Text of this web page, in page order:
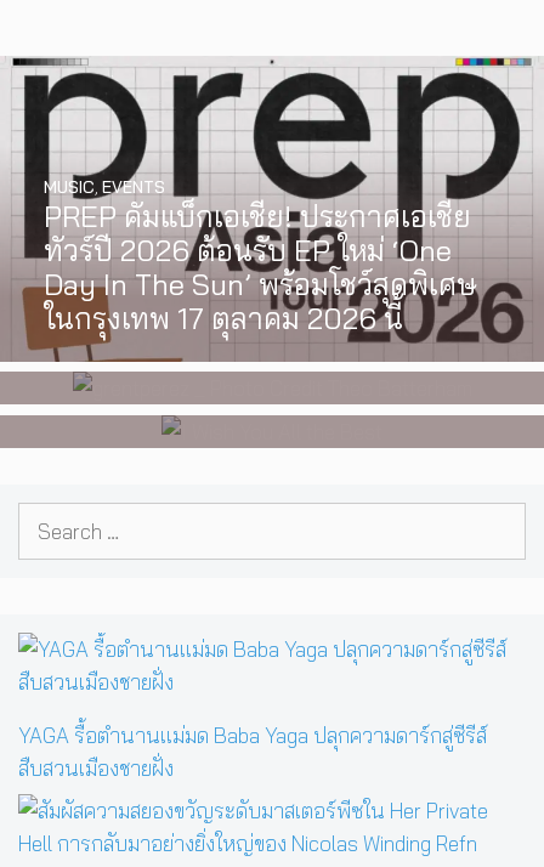
PREP คัมแบ็กเอเชีย! ประกาศเอเชีย
ทัวร์ปี 2026 ต้อนรับ EP ใหม่ ‘One
Day In The Sun’ พร้อมโชว์สุดพิเศษ
ในกรุงเทพ 17 ตุลาคม 2026 นี้
MUSIC EVENTS
[Exclusive Interview] grentperez
จากเด็กอายุ 12 ปีที่ร้องเพลงในห้อง
นอน สู่การแสดงคอนเสิร์ตต่อหน้าคน
นับหมื่น
INTERVIEW,MUSIC
I Wish You All the Best เรื่องราวของ
วัยรุ่นนอนไบนารี่ กับครอบครัวที่เขา
เลือกได้เอง ผลงานการกำกับ
ภาพยนตร์เรื่องแรกของ Tommy
Dorfman
WATCH,LGBTQIAN+
Search
YAGA รื้อตำนานแม่มด Baba Yaga ปลุกความดาร์กสู่ซีรีส์
สืบสวนเมืองชายฝั่ง